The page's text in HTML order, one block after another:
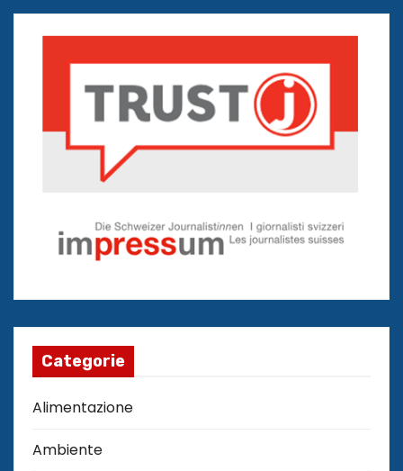
Categorie
Alimentazione
Ambiente